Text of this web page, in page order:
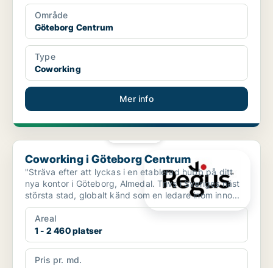
Område
Göteborg Centrum
Type
Coworking
Mer info
Coworking i Göteborg Centrum
Coworking i Göteborg Centrum
"Sträva efter att lyckas i en etablerad hubb på ditt
nya kontor i Göteborg, Almedal. Trivs i Sveriges näst
största stad, globalt känd som en ledare inom inno...
Areal
1 - 2 460 platser
Pris pr. md.